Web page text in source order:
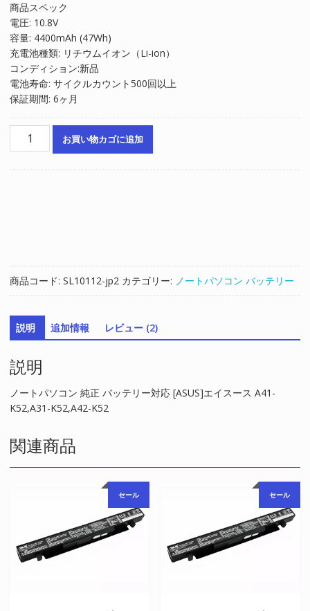
価
格
は
¥6,422
で
し
た。
格
は
¥4,348
で
す。
商品スペック
電圧: 10.8V
容量: 4400mAh (47Wh)
充電池種類: リチウムイオン（Li-ion）
コンディション:新品
電池寿命: サイクルカウント500回以上
保証期間: 6ヶ月
バ
ッ
テ
リ
ー
応
[ASUS]
エ
イ
ー
ス
A41-
お買い物カゴに追加
商品コード: SL10112-jp2 カテゴリー: ノートパソコン バッテリー
説明 追加情報 レビュー (2)
説明
ノートパソコン 純正 バッテリー対応 [ASUS]エイスース A41-
K52,A31-K52,A42-K52
関連商品
セール セール